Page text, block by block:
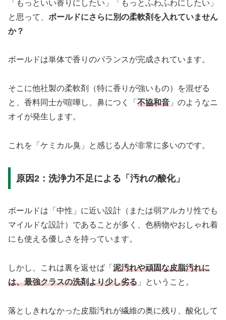
「もっといい香りにしたい」「もっとふわふわにしたい」
と思って、 ボールドにさらに別の柔軟剤を入れていません
か？
ボールドは単体で香りのバランスが完成されています。
そこに他社製の柔軟剤（特に香りが強いもの）を混ぜる
と、香料同士が喧嘩し、鼻につく「 不協和音 」のようなニ
オイが発生します。
これを「ケミカル臭」と感じる人が非常に多いのです。
原因2：洗浄力不足による「汚れの酸化」
ボールドは「中性」に近い設計（または弱アルカリ性でも
マイルドな設計）であることが多く、色柄物やおしゃれ着
にも使える優しさを持っています。
しかし、これは裏を返せば「 泥汚れや頑固な皮脂汚れに
は、最強クラスの洗剤より少し劣る 」ということ。
落としきれなかった皮脂汚れが繊維の奥に残り、酸化して